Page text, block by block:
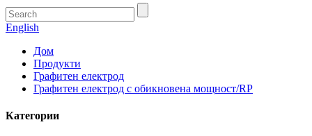
English
Дом
Продукти
Графитен електрод
Графитен електрод с обикновена мощност/RP
Категории